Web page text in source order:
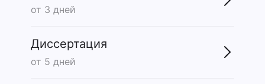
от 3 дней
Диссертация
от 5 дней